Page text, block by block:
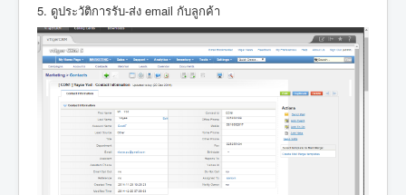
5. ดูประวัติการรับ-ส่ง email กับลูกค้า